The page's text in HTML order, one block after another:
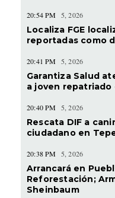
20:54 PM 5, 2026
Localiza FGE
reportadas como
20:41 PM 5, 2026
Garantiza Salud
a joven repatriado
20:40 PM 5, 2026
Rescata DIF a
ciudadano en
20:38 PM 5, 2026
Arrancará en
Reforestación;
Sheinbaum